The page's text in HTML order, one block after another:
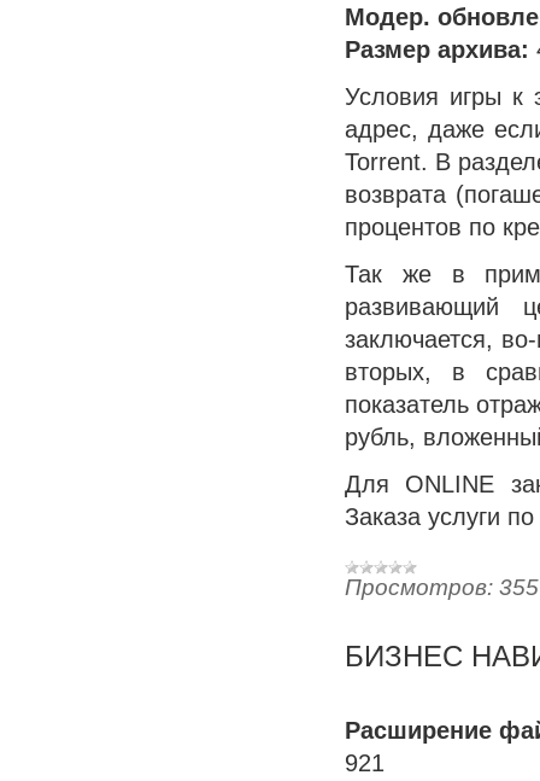
Модер.
Размер архива:
Условия игры к
адрес, даже
Torrent. В
возврата
процентов по
Так же в
развивающий
заключается,
вторых, в
показатель
рубль,
Для ONLINE
Заказа услуги
Просмотров: 355
БИЗНЕС
Расширение
921